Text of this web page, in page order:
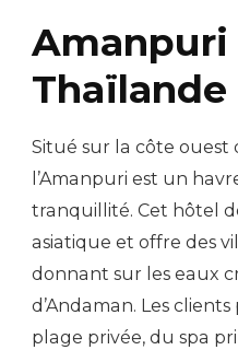
Amanpuri
Thaïlande
Situé sur la côte ouest
l’Amanpuri est un
tranquillité. Cet hôtel
asiatique et offre des
donnant sur les eaux
d’Andaman. Les
plage privée, du spa